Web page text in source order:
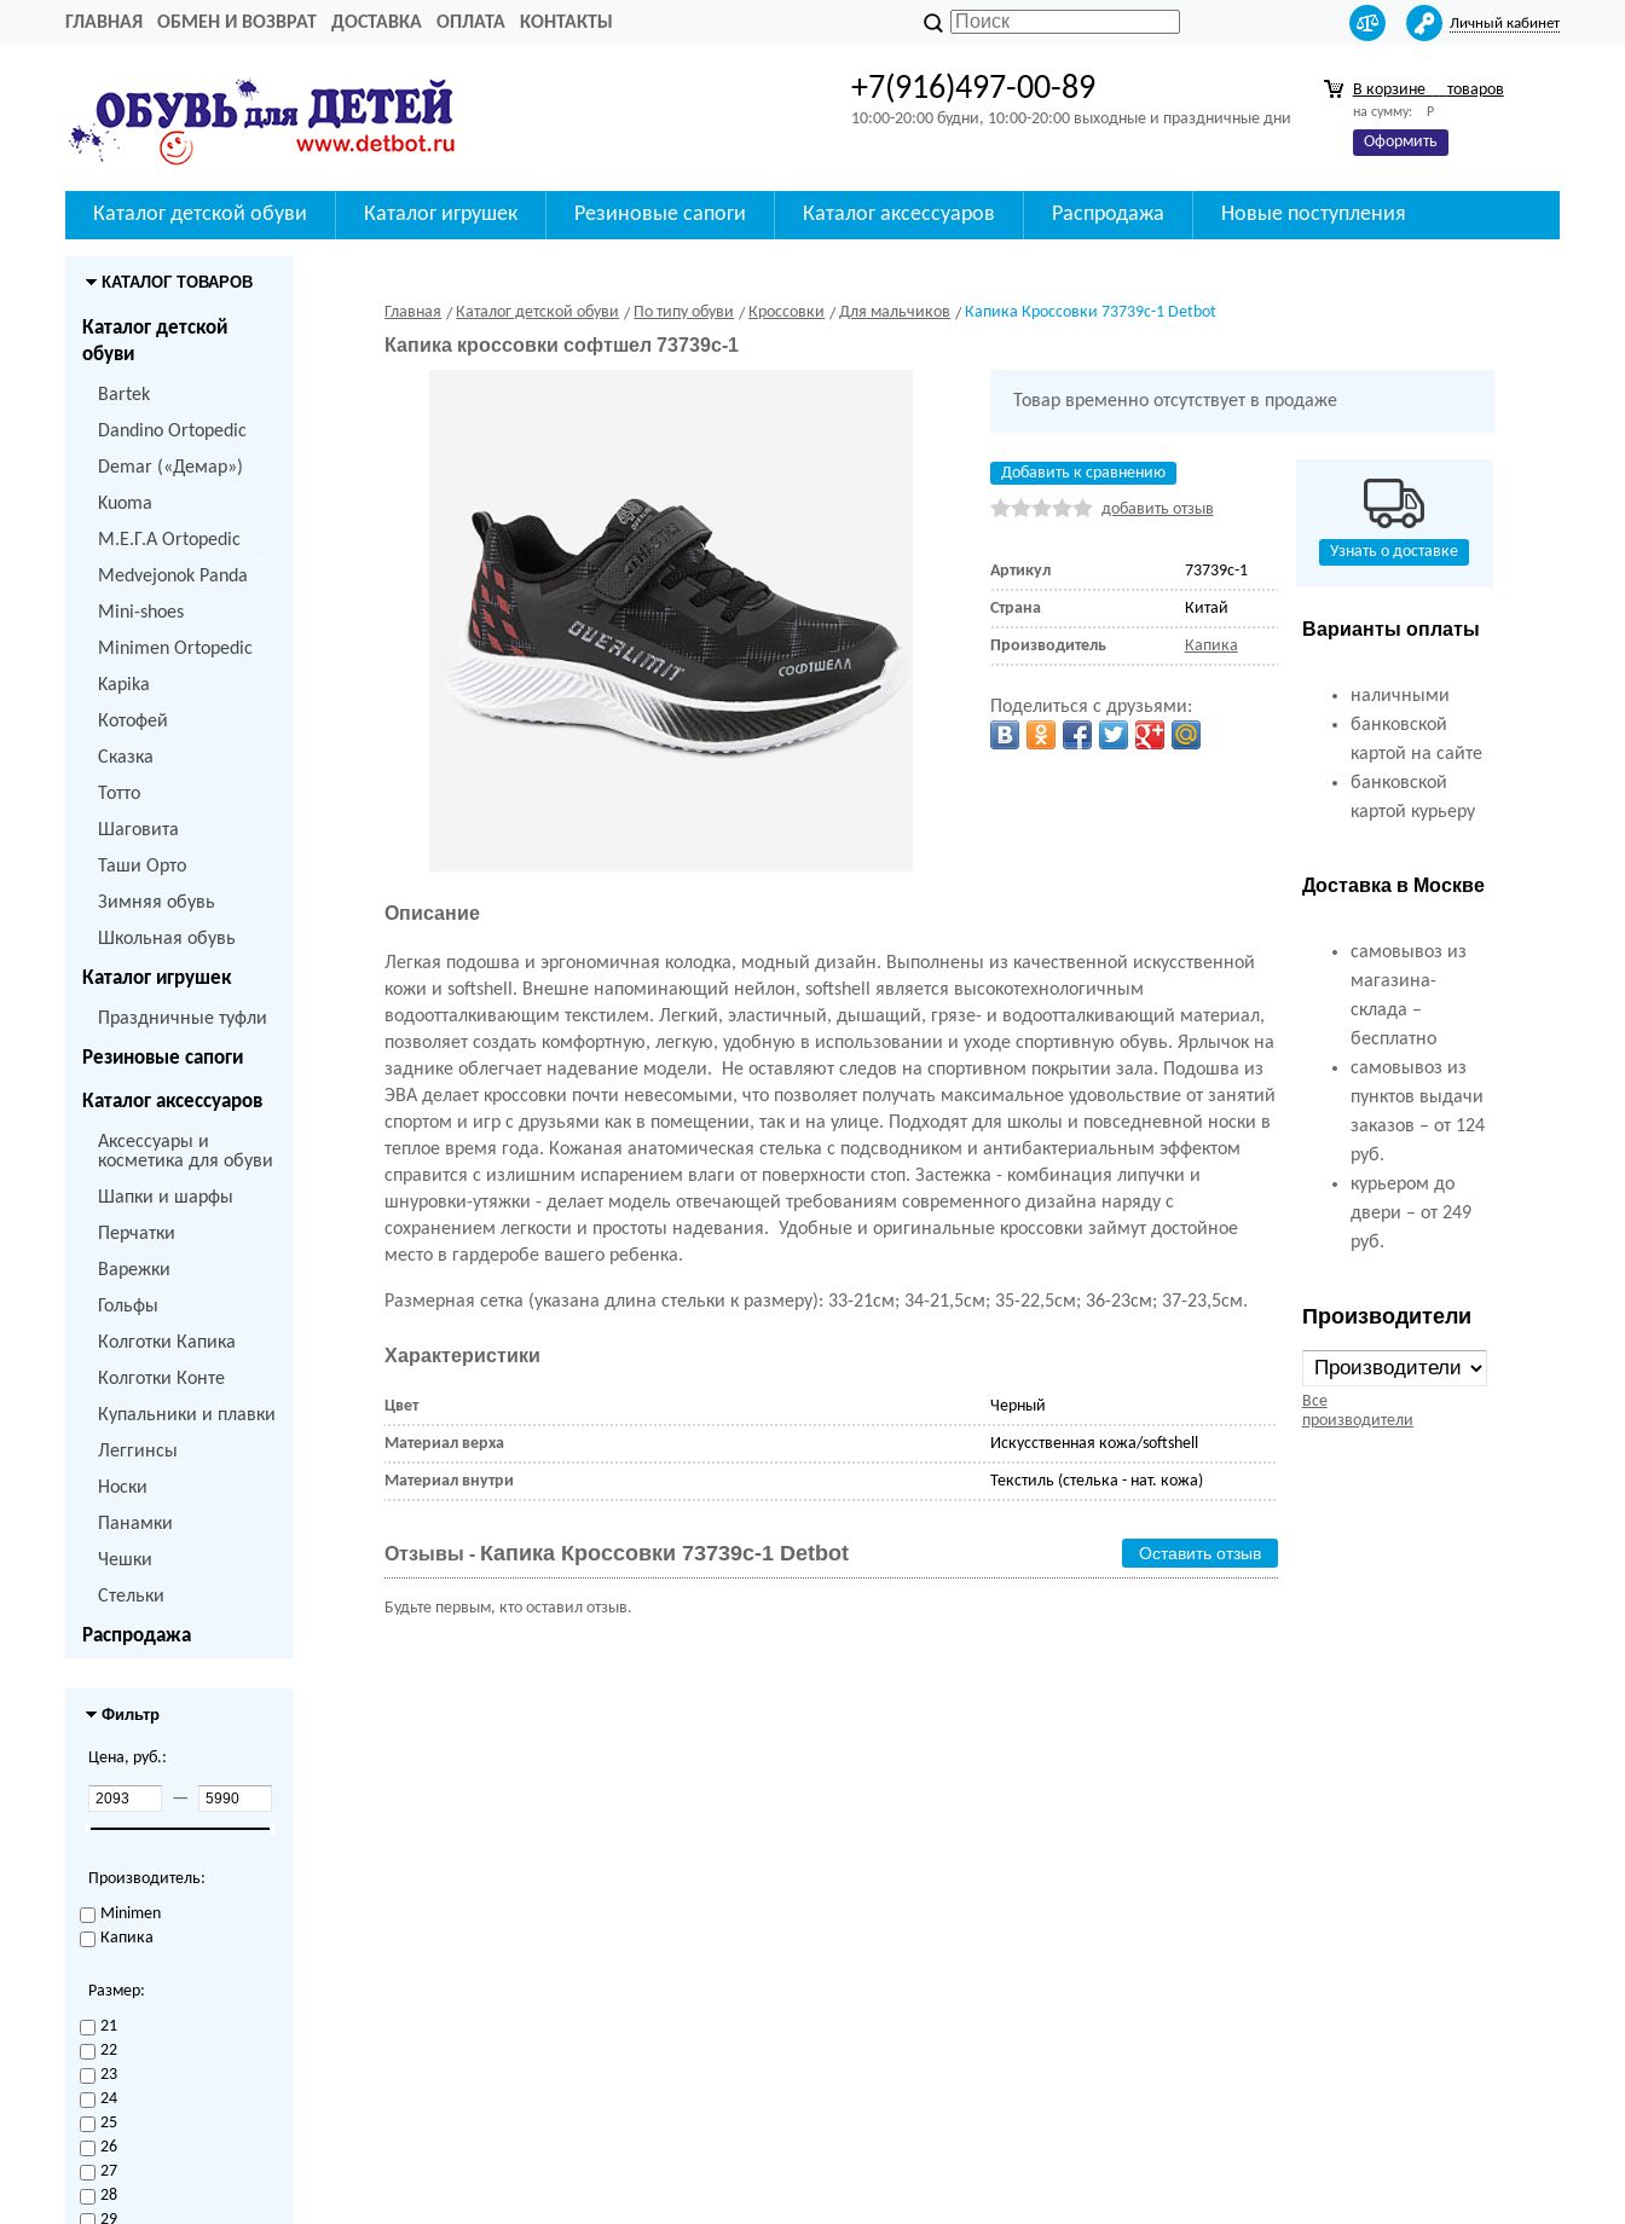
ГЛАВНАЯ ОБМЕН И ВОЗВРАТ ДОСТАВКА ОПЛАТА КОНТАКТЫ Личный кабинет
+7(916)497-00-89
10:00-20:00 будни, 10:00-20:00 выходные и праздничные дни
В корзине товаров
на сумму: Р
Оформить
Каталог детской обуви Каталог игрушек Резиновые сапоги Каталог аксессуаров Распродажа Новые поступления
КАТАЛОГ ТОВАРОВ
Каталог детской
обуви
Bartek
Dandino Ortopedic
Demar («Демар»)
Kuoma
M.Е.Г.А Ortopedic
Medvejonok Panda
Mini-shoes
Minimen Ortopedic
Kapika
Котофей
Сказка
Тотто
Шаговита
Таши Орто
Зимняя обувь
Школьная обувь
Каталог игрушек
Праздничные туфли
Резиновые сапоги
Каталог аксессуаров
Аксессуары и
косметика для обуви
Шапки и шарфы
Перчатки
Варежки
Гольфы
Колготки Капика
Колготки Конте
Купальники и плавки
Леггинсы
Носки
Панамки
Чешки
Стельки
Распродажа
Фильтр
Цена, руб.:
—
Производитель:
Minimen
Капика
Размер:
21
22
23
24
25
26
27
28
29
Главная Каталог детской обуви По типу обуви Кроссовки Для мальчиков Капика Кроссовки 73739с-1 Detbot
Капика кроссовки софтшел 73739с-1
Товар временно отсутствует в продаже
Добавить к сравнению
добавить отзыв
Артикул 73739с-1
Страна Китай
Производитель Капика
Поделиться с друзьями:
Описание
Легкая подошва и эргономичная колодка, модный дизайн. Выполнены из качественной искусственной
кожи и softshell. Внешне напоминающий нейлон, softshell является высокотехнологичным
водоотталкивающим текстилем. Легкий, эластичный, дышащий, грязе- и водоотталкивающий материал,
позволяет создать комфортную, легкую, удобную в использовании и уходе спортивную обувь. Ярлычок на
заднике облегчает надевание модели. Не оставляют следов на спортивном покрытии зала. Подошва из
ЭВА делает кроссовки почти невесомыми, что позволяет получать максимальное удовольствие от занятий
спортом и игр с друзьями как в помещении, так и на улице. Подходят для школы и повседневной носки в
теплое время года. Кожаная анатомическая стелька с подсводником и антибактериальным эффектом
справится с излишним испарением влаги от поверхности стоп.Застежка - комбинация липучки и
шнуровки-утяжки - делает модель отвечающей требованиям современного дизайна наряду с
сохранением легкости и простоты надевания. Удобные и оригинальные кроссовки займут достойное
место в гардеробе вашего ребенка.
Размерная сетка (указана длина стельки к размеру): 33-21см; 34-21,5см; 35-22,5см; 36-23см; 37-23,5см.
Характеристики
Цвет Черный
Материал верха Искусственная кожа/softshell
Материал внутри Текстиль (стелька - нат. кожа)
Отзывы - Капика Кроссовки 73739с-1 Detbot Оставить отзыв
Будьте первым, кто оставил отзыв.
Узнать о доставке
Варианты оплаты
наличными
банковской
картой на сайте
банковской
картой курьеру
Доставка в Москве
самовывоз из
магазина-
склада –
бесплатно
самовывоз из
пунктов выдачи
заказов – от 124
руб.
курьером до
двери – от 249
руб.
Производители
Все
производители